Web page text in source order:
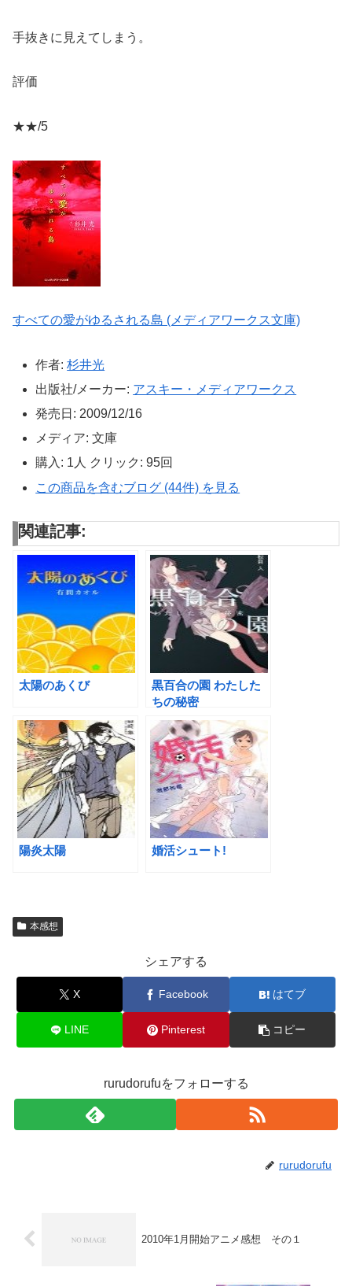
手抜きに見えてしまう。
評価
★★/5
すべての愛がゆるされる島 (メディアワークス文庫)
作者: 杉井光
出版社/メーカー: アスキー・メディアワークス
発売日: 2009/12/16
メディア: 文庫
購入: 1人 クリック : 95回
この商品を含むブログ (44件) を見る
関連記事:
太陽のあくび
黒百合の園 わたした
ちの秘密
陽炎太陽 婚活シュート!
本感想
シェアする
X Facebook はてブ
LINE Pinterest コピー
rurudorufuをフォローする
rurudorufu
2010年1月開始アニメ感想 その１